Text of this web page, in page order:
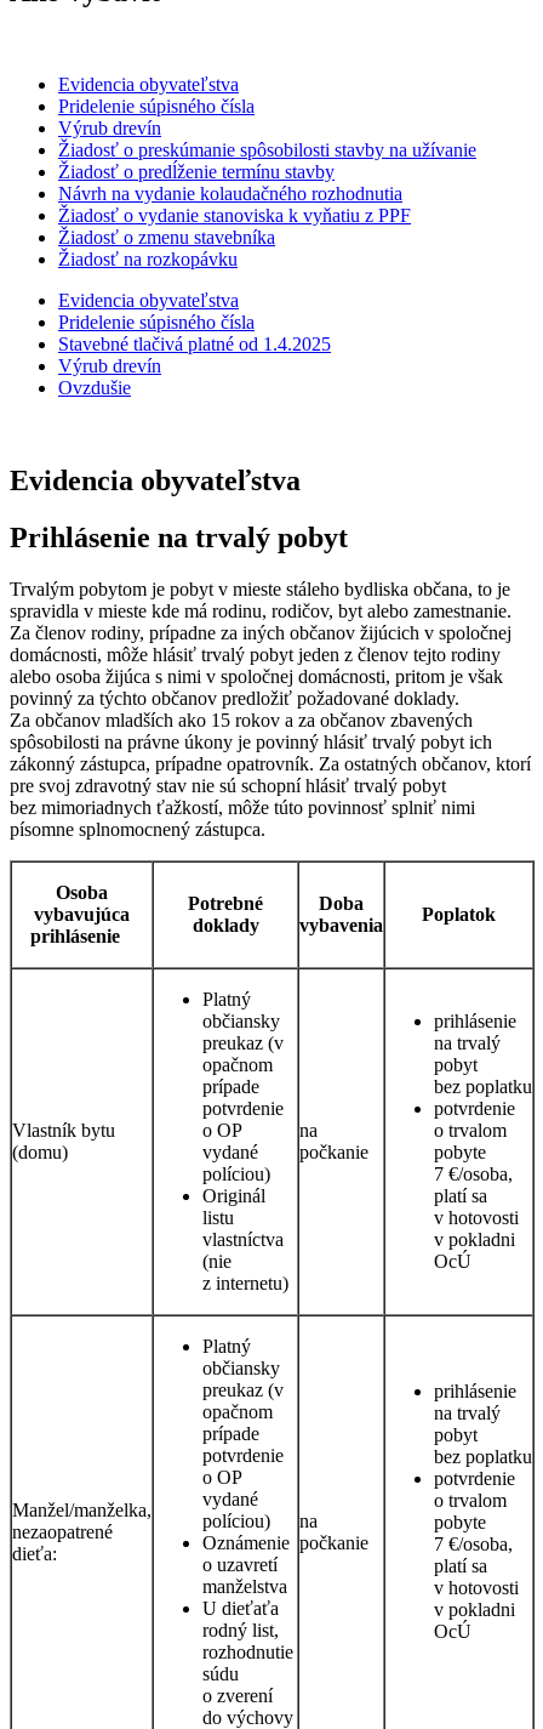
Evidencia obyvateľstva
Pridelenie súpisného čísla
Výrub drevín
Žiadosť o preskúmanie spôsobilosti stavby na užívanie
Žiadosť o predĺženie termínu stavby
Návrh na vydanie kolaudačného rozhodnutia
Žiadosť o vydanie stanoviska k vyňatiu z PPF
Žiadosť o zmenu stavebníka
Žiadosť na rozkopávku
Evidencia obyvateľstva
Pridelenie súpisného čísla
Stavebné tlačivá platné od 1.4.2025
Výrub drevín
Ovzdušie
Evidencia obyvateľstva
Prihlásenie na trvalý pobyt
Trvalým pobytom je pobyt v mieste stáleho bydliska občana, to je
spravidla v mieste kde má rodinu, rodičov, byt alebo zamestnanie.
Za členov rodiny, prípadne za iných občanov žijúcich v spoločnej
domácnosti, môže hlásiť trvalý pobyt jeden z členov tejto rodiny
alebo osoba žijúca s nimi v spoločnej domácnosti, pritom je však
povinný za týchto občanov predložiť požadované doklady.
Za občanov mladších ako 15 rokov a za občanov zbavených
spôsobilosti na právne úkony je povinný hlásiť trvalý pobyt ich
zákonný zástupca, prípadne opatrovník. Za ostatných občanov, ktorí
pre svoj zdravotný stav nie sú schopní hlásiť trvalý pobyt
bez mimoriadnych ťažkostí, môže túto povinnosť splniť nimi
písomne splnomocnený zástupca.
Osoba
vybavujúca
prihlásenie
Potrebné
doklady
Doba
vybavenia
Poplatok
Vlastník bytu
(domu)
Platný
občiansky
preukaz (v
opačnom
prípade
potvrdenie
o OP
vydané
políciou)
Originál
listu
vlastníctva
(nie
z internetu)
na
počkanie
prihlásenie
na trvalý
pobyt
bez poplatku
potvrdenie
o trvalom
pobyte
7 €/osoba,
platí sa
v hotovosti
v pokladni
OcÚ
Manžel/manželka,
nezaopatrené
dieťa:
Platný
občiansky
preukaz (v
opačnom
prípade
potvrdenie
o OP
vydané
políciou)
Oznámenie
o uzavretí
manželstva
U dieťaťa
rodný list,
rozhodnutie
súdu
o zverení
do výchovy
na
počkanie
prihlásenie
na trvalý
pobyt
bez poplatku
potvrdenie
o trvalom
pobyte
7 €/osoba,
platí sa
v hotovosti
v pokladni
OcÚ